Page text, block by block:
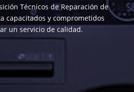
Técnicos de Reparación de
capacitados y comprometidos
un servicio de calidad.